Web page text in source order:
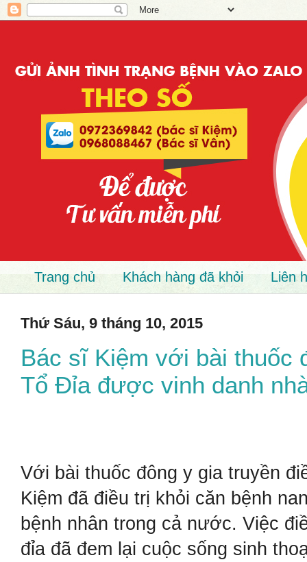
Trang chủ Khách hàng đã khỏi Liên
Thứ Sáu, 9 tháng 10, 2015
Bác sĩ Kiệm với bài thuốc
Tổ Đỉa được vinh danh
Với bài thuốc đông y gia truyền
Kiệm đã điều trị khỏi căn bệnh
bệnh nhân trong cả nước. Việc
đỉa đã đem lại cuộc sống sinh